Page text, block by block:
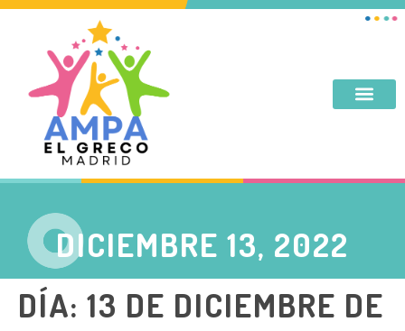
DICIEMBRE 13, 2022
DÍA: 13 DE DICIEMBRE DE